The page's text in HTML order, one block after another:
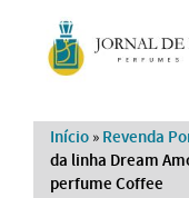
Início » Revenda
da linha Dream
perfume Coffee